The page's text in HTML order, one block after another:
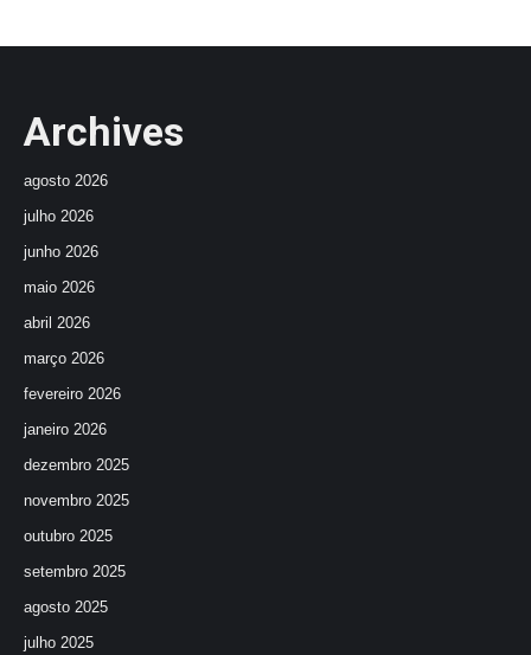
Archives
agosto 2026
julho 2026
junho 2026
maio 2026
abril 2026
março 2026
fevereiro 2026
janeiro 2026
dezembro 2025
novembro 2025
outubro 2025
setembro 2025
agosto 2025
julho 2025